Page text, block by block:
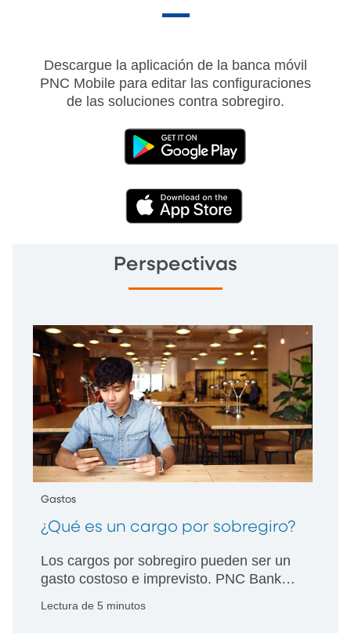
Descargue la aplicación de la banca móvil
PNC Mobile para editar las configuraciones
de las soluciones contra sobregiro.
(External)
(External)
Perspectivas
Gastos
¿Qué es un cargo por sobregiro?
Los cargos por sobregiro pueden ser un
gasto costoso e imprevisto. PNC Bank
Lectura de 5 minutos